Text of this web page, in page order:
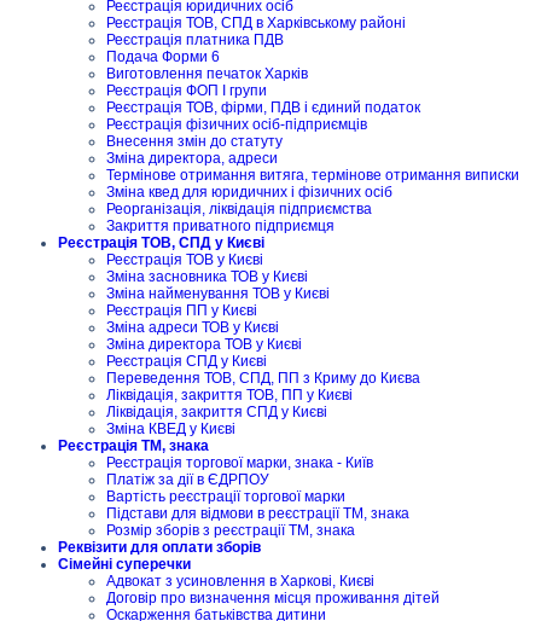
Реєстрація юридичних осіб
Реєстрація ТОВ, СПД в Харківському районі
Реєстрація платника ПДВ
Подача Форми 6
Виготовлення печаток Харків
Реєстрація ФОП I групи
Реєстрація ТОВ, фірми, ПДВ і єдиний податок
Реєстрація фізичних осіб-підприємців
Внесення змін до статуту
Зміна директора, адреси
Термінове отримання витяга, термінове отримання виписки
Зміна квед для юридичних і фізичних осіб
Реорганізація, ліквідація підприємства
Закриття приватного підприємця
Реєстрація ТОВ, СПД у Києві
Реєстрація ТОВ у Києві
Зміна засновника ТОВ у Києві
Зміна найменування ТОВ у Києві
Реєстрація ПП у Києві
Зміна адреси ТОВ у Києві
Зміна директора ТОВ у Києві
Реєстрація СПД у Києві
Переведення ТОВ, СПД, ПП з Криму до Києва
Ліквідація, закриття ТОВ, ПП у Києві
Ліквідація, закриття СПД у Києві
Зміна КВЕД у Києві
Реєстрація ТМ, знака
Реєстрація торгової марки, знака - Київ
Платіж за дії в ЄДРПОУ
Вартість реєстрації торгової марки
Підстави для відмови в реєстрації ТМ, знака
Розмір зборів з реєстрації ТМ, знака
Реквізити для оплати зборів
Сімейні суперечки
Адвокат з усиновлення в Харкові, Києві
Договір про визначення місця проживання дітей
Оскарження батьківства дитини